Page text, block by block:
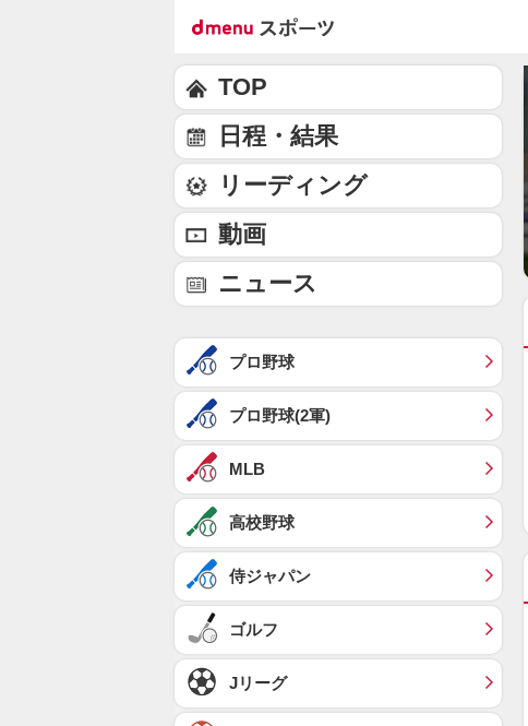
TOP
日程・結果
リーディング
動画
ニュース
プロ野球
プロ野球(2軍)
MLB
高校野球
侍ジャパン
ゴルフ
Jリーグ